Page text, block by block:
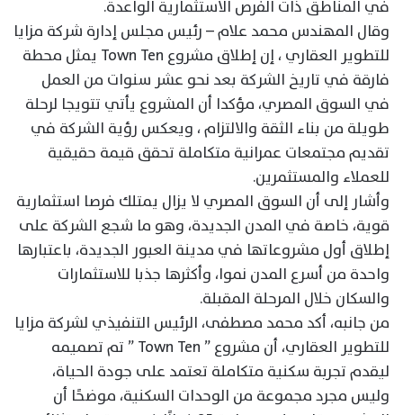
في المناطق ذات الفرص الاستثمارية الواعدة.
وقال المهندس محمد علام – رئيس مجلس إدارة شركة مزايا
للتطوير العقاري ، إن إطلاق مشروع Town Ten يمثل محطة
فارقة في تاريخ الشركة بعد نحو عشر سنوات من العمل
في السوق المصري، مؤكدا أن المشروع يأتي تتويجا لرحلة
طويلة من بناء الثقة والالتزام ، ويعكس رؤية الشركة في
تقديم مجتمعات عمرانية متكاملة تحقق قيمة حقيقية
للعملاء والمستثمرين.
وأشار إلى أن السوق المصري لا يزال يمتلك فرصا استثمارية
قوية، خاصة في المدن الجديدة، وهو ما شجع الشركة على
إطلاق أول مشروعاتها في مدينة العبور الجديدة، باعتبارها
واحدة من أسرع المدن نموا، وأكثرها جذبا للاستثمارات
والسكان خلال المرحلة المقبلة.
من جانبه، أكد محمد مصطفى، الرئيس التنفيذي لشركة مزايا
للتطوير العقاري، أن مشروع ” Town Ten ” تم تصميمه
ليقدم تجربة سكنية متكاملة تعتمد على جودة الحياة،
وليس مجرد مجموعة من الوحدات السكنية، موضحًا أن